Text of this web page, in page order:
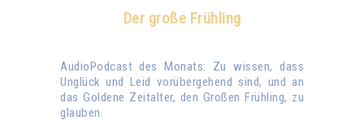
Der große Frühling
AudioPodcast des Monats: Zu wissen, dass
Unglück und Leid vorübergehend sind, und an
das Goldene Zeitalter, den Großen Frühling, zu
glauben.